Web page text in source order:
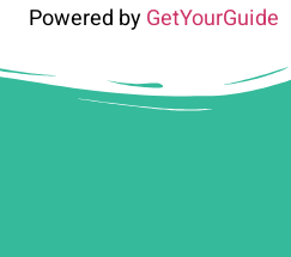
Powered byGetYourGuide